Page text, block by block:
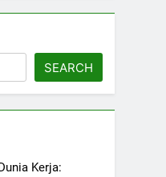
SEARCH
Kerja: